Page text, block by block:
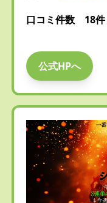
口コミ件数 18件
公式HPへ